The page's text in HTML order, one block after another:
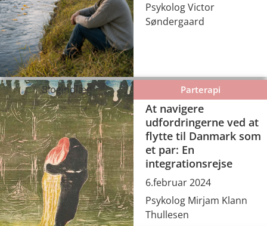
Psykolog Victor
Søndergaard
Blogindlæg Parterapi
At navigere
udfordringerne ved at
flytte til Danmark som
et par: En
integrationsrejse
6.februar 2024
Psykolog Mirjam Klann
Thullesen